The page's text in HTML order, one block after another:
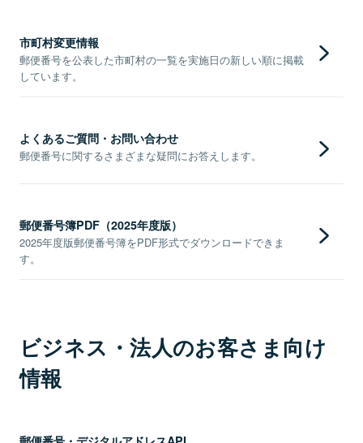
市町村変更情報
郵便番号を公表した市町村の一覧を実施日の新しい順に掲載
しています。
よくあるご質問・お問い合わせ
郵便番号に関するさまざまな疑問にお答えします。
郵便番号簿PDF（2025年度版）
2025年度版郵便番号簿をPDF形式でダウンロードできま
す。
ビジネス・法人のお客さま向け
情報